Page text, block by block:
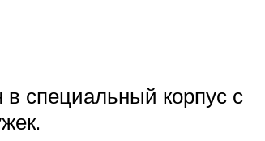
специальный корпус с